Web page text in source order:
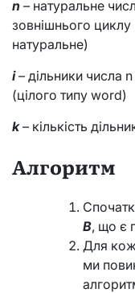
n – натуральне
зовнішнього
натуральне)
i– дільники числа
(цілого типу word)
k– кількість
Алгоритм
B, що є
Для
ми